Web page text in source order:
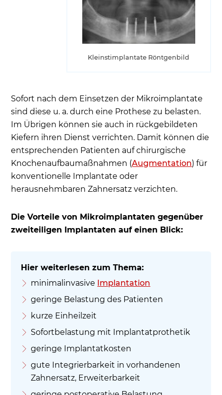
Kleinstimplantate Röntgenbild
Sofort nach dem Einsetzen der Mikroimplantate
sind diese u. a. durch eine Prothese zu belasten.
Im Übrigen können sie auch in rückgebildeten
Kiefern ihren Dienst verrichten. Damit können die
entsprechenden Patienten auf chirurgische
Knochenaufbaumaßnahmen (Augmentation) für
konventionelle Implantate oder
herausnehmbaren Zahnersatz verzichten.
Die Vorteile von Mikroimplantaten gegenüber
zweiteiligen Implantaten auf einen Blick:
minimalinvasive Implantation
geringe Belastung des Patienten
kurze Einheilzeit
Sofortbelastung mit Implantatprothetik
geringe Implantatkosten
gute Integrierbarkeit in vorhandenen
Zahnersatz, Erweiterbarkeit